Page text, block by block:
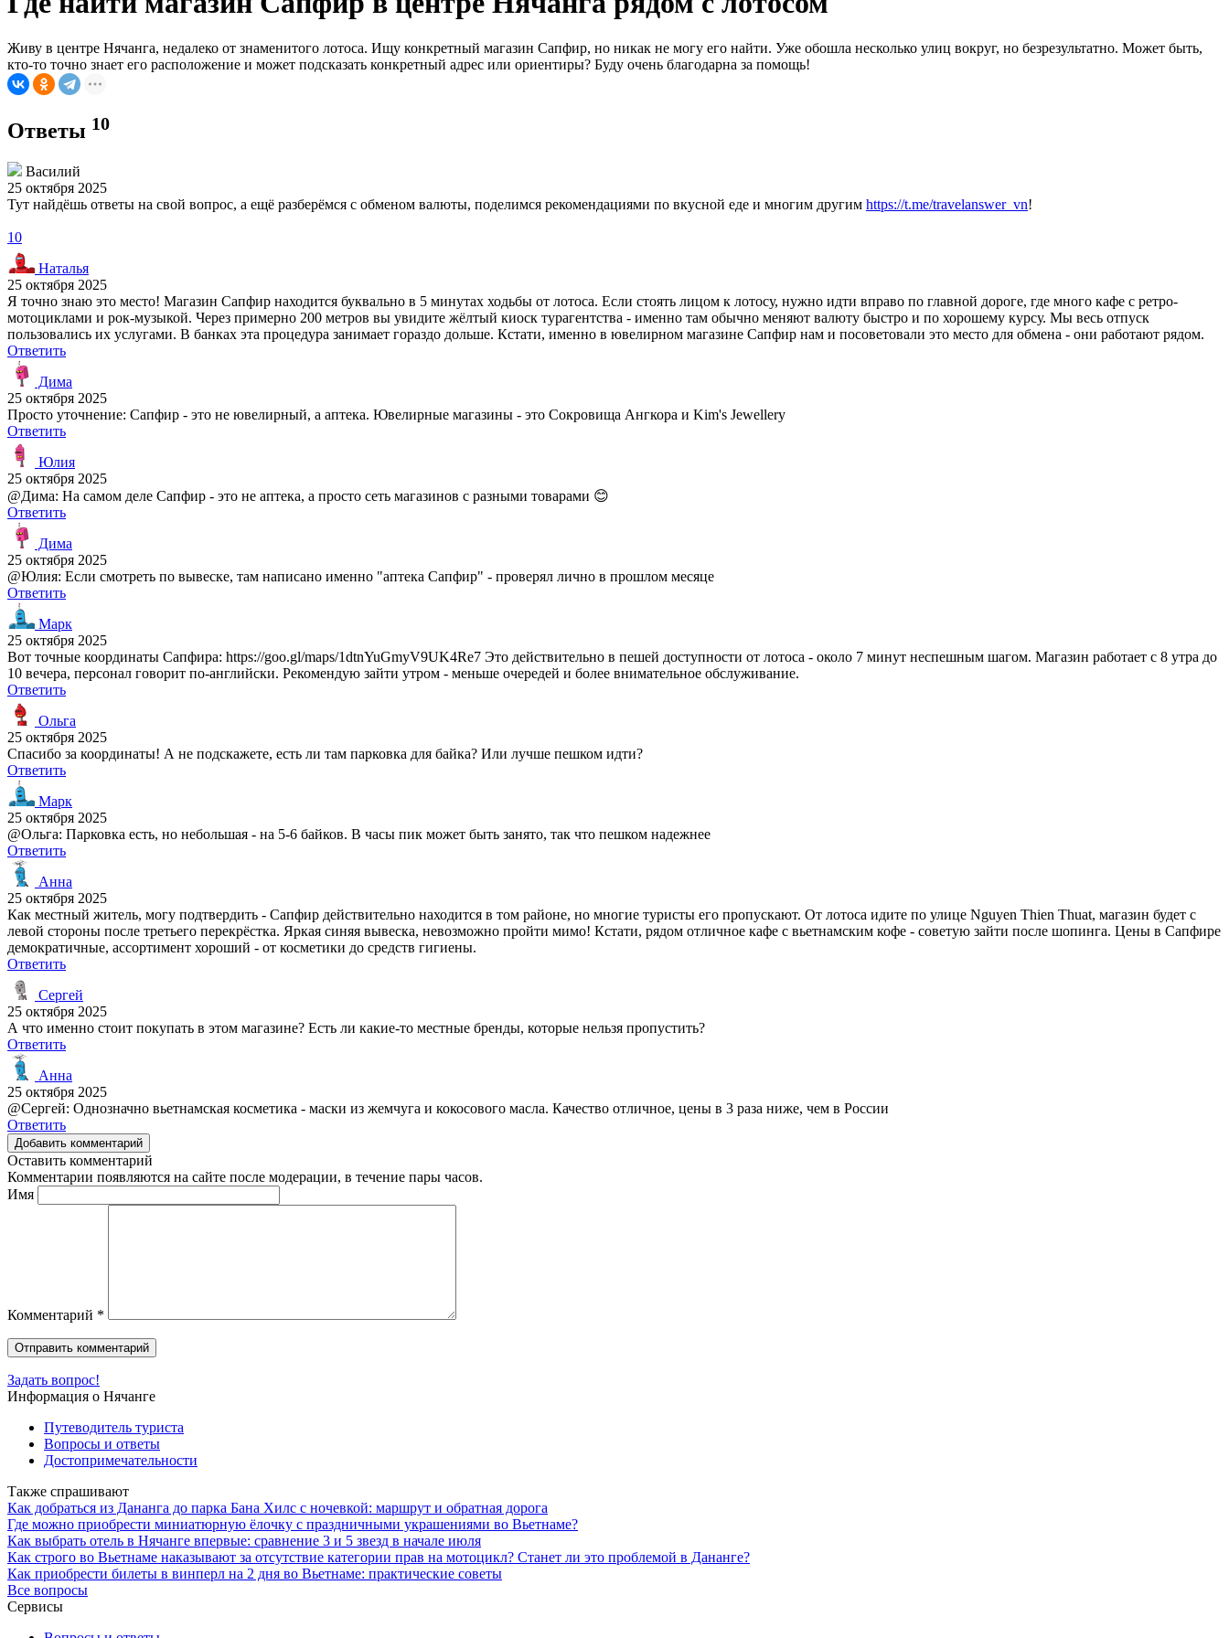
Живу в центре Нячанга, недалеко от знаменитого лотоса. Ищу конкретный магазин Сапфир, но никак не могу его найти. Уже обошла несколько улиц вокруг, но безрезультатно. Может быть,
кто-то точно знает его расположение и может подсказать конкретный адрес или ориентиры? Буду очень благодарна за помощь!
Ответы 10
Василий
25 октября 2025
Тут найдёшь ответы на свой вопрос, а ещё разберёмся с обменом валюты, поделимся рекомендациями по вкусной еде и многим другим https://t.me/travelanswer_vn!
10
Наталья
25 октября 2025
Я точно знаю это место! Магазин Сапфир находится буквально в 5 минутах ходьбы от лотоса. Если стоять лицом к лотосу, нужно идти вправо по главной дороге, где много кафе с ретро-
мотоциклами и рок-музыкой. Через примерно 200 метров вы увидите жёлтый киоск турагентства - именно там обычно меняют валюту быстро и по хорошему курсу. Мы весь отпуск
пользовались их услугами. В банках эта процедура занимает гораздо дольше. Кстати, именно в ювелирном магазине Сапфир нам и посоветовали это место для обмена - они работают рядом.
Ответить
Дима
25 октября 2025
Просто уточнение: Сапфир - это не ювелирный, а аптека. Ювелирные магазины - это Сокровища Ангкора и Kim's Jewellery
Ответить
Юлия
25 октября 2025
@Дима: На самом деле Сапфир - это не аптека, а просто сеть магазинов с разными товарами 😊
Ответить
Дима
25 октября 2025
@Юлия: Если смотреть по вывеске, там написано именно "аптека Сапфир" - проверял лично в прошлом месяце
Ответить
Марк
25 октября 2025
Вот точные координаты Сапфира: https://goo.gl/maps/1dtnYuGmyV9UK4Re7 Это действительно в пешей доступности от лотоса - около 7 минут неспешным шагом. Магазин работает с 8 утра до
10 вечера, персонал говорит по-английски. Рекомендую зайти утром - меньше очередей и более внимательное обслуживание.
Ответить
Ольга
25 октября 2025
Спасибо за координаты! А не подскажете, есть ли там парковка для байка? Или лучше пешком идти?
Ответить
Марк
25 октября 2025
@Ольга: Парковка есть, но небольшая - на 5-6 байков. В часы пик может быть занято, так что пешком надежнее
Ответить
Анна
25 октября 2025
Как местный житель, могу подтвердить - Сапфир действительно находится в том районе, но многие туристы его пропускают. От лотоса идите по улице Nguyen Thien Thuat, магазин будет с
левой стороны после третьего перекрёстка. Яркая синяя вывеска, невозможно пройти мимо! Кстати, рядом отличное кафе с вьетнамским кофе - советую зайти после шопинга. Цены в Сапфире
демократичные, ассортимент хороший - от косметики до средств гигиены.
Ответить
Сергей
25 октября 2025
А что именно стоит покупать в этом магазине? Есть ли какие-то местные бренды, которые нельзя пропустить?
Ответить
Анна
25 октября 2025
@Сергей: Однозначно вьетнамская косметика - маски из жемчуга и кокосового масла. Качество отличное, цены в 3 раза ниже, чем в России
Ответить
Добавить комментарий
Оставить комментарий
Комментарии появляются на сайте после модерации, в течение пары часов.
Имя
Комментарий *
Задать вопрос!
Информация о Нячанге
Путеводитель туриста
Вопросы и ответы
Достопримечательности
Также спрашивают
Как добраться из Дананга до парка Бана Хилс с ночевкой: маршрут и обратная дорога
Где можно приобрести миниатюрную ёлочку с праздничными украшениями во Вьетнаме?
Как выбрать отель в Нячанге впервые: сравнение 3 и 5 звезд в начале июля
Как строго во Вьетнаме наказывают за отсутствие категории прав на мотоцикл? Станет ли это проблемой в Дананге?
Как приобрести билеты в винперл на 2 дня во Вьетнаме: практические советы
Все вопросы
Сервисы